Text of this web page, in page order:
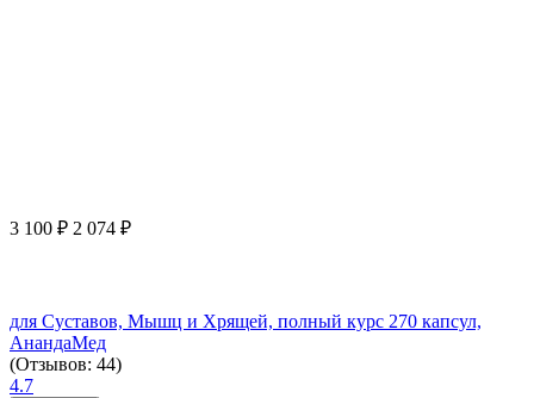
3 100 ₽ 2 074 ₽
для Суставов, Мышц и Хрящей, полный курс 270 капсул,
АнандаМед
(Отзывов: 44)
4.7